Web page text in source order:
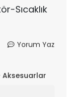
Sıcaklık
Yorum Yaz